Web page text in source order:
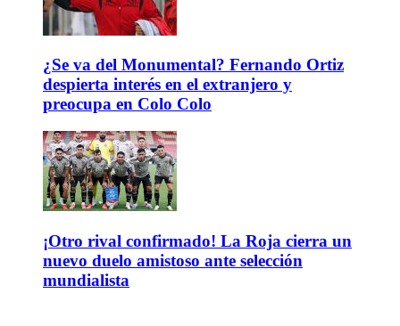
¿Se va del Monumental? Fernando Ortiz
despierta interés en el extranjero y
preocupa en Colo Colo
¡Otro rival confirmado! La Roja cierra un
nuevo duelo amistoso ante selección
mundialista